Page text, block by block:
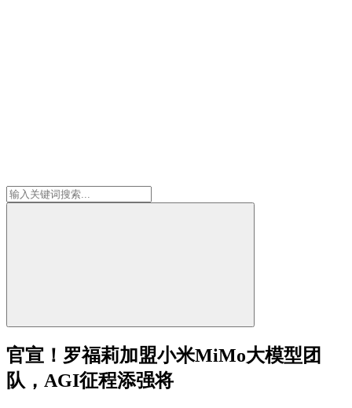
官宣！罗福莉加盟小米MiMo大模型团
队，AGI征程添强将